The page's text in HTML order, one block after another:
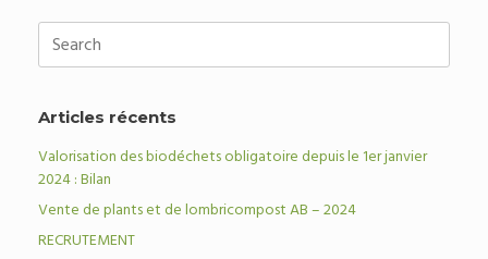
Search
for:
Articles récents
Valorisation des biodéchets obligatoire depuis le 1er janvier
2024 : Bilan
Vente de plants et de lombricompost AB – 2024
RECRUTEMENT